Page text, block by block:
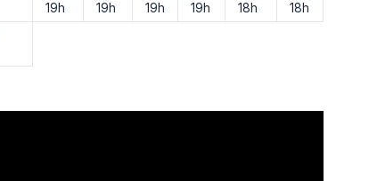
19h 19h 19h 19h 18h
18h